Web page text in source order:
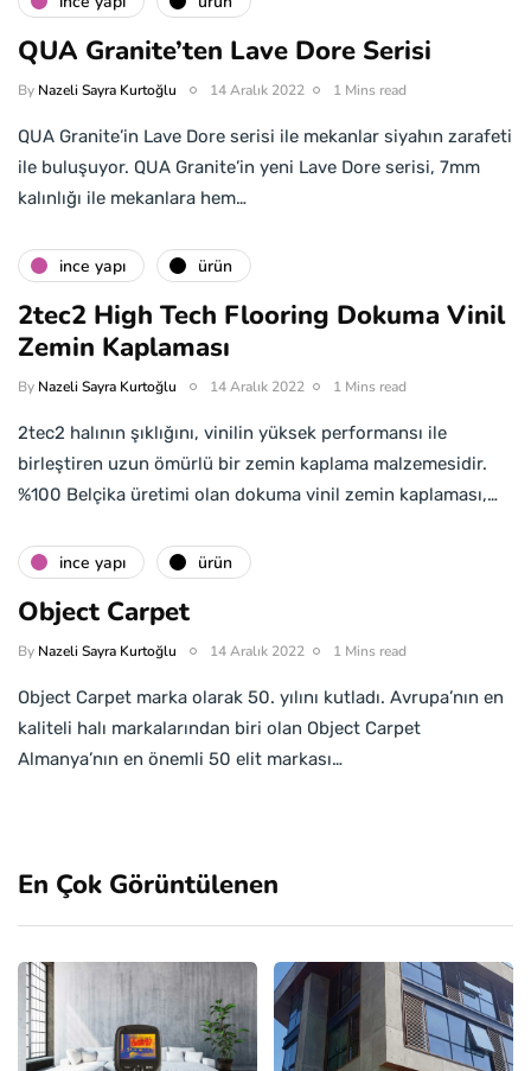
QUA Granite’ten Lave Dore Serisi
By Nazeli Sayra Kurtoğlu 14 Aralık 2022 1 Mins read
QUA Granite’in Lave Dore serisi ile mekanlar siyahın zarafeti
ile buluşuyor. QUA Granite’in yeni Lave Dore serisi, 7mm
kalınlığı ile mekanlara hem…
i̇nce yapı ürün
2tec2 High Tech Flooring Dokuma Vinil
Zemin Kaplaması
By Nazeli Sayra Kurtoğlu 14 Aralık 2022 1 Mins read
2tec2 halının şıklığını, vinilin yüksek performansı ile
birleştiren uzun ömürlü bir zemin kaplama malzemesidir.
%100 Belçika üretimi olan dokuma vinil zemin kaplaması,…
i̇nce yapı ürün
Object Carpet
By Nazeli Sayra Kurtoğlu 14 Aralık 2022 1 Mins read
Object Carpet marka olarak 50. yılını kutladı. Avrupa’nın en
kaliteli halı markalarından biri olan Object Carpet
Almanya’nın en önemli 50 elit markası…
En Çok Görüntülenen